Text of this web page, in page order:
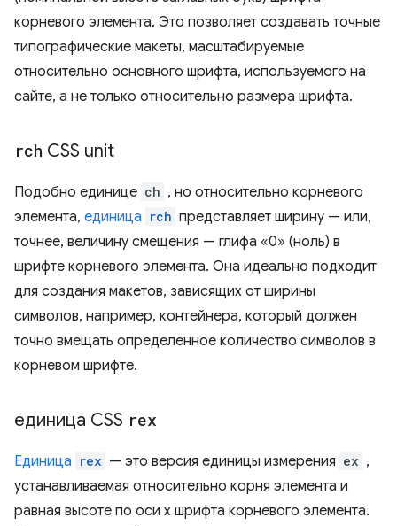
корневого элемента. Это позволяет создавать точные
типографические макеты, масштабируемые
относительно основного шрифта, используемого на
сайте, а не только относительно размера шрифта.
rch CSS unit
Подобно единице ch , но относительно корневого
элемента, единица rch представляет ширину — или,
точнее, величину смещения — глифа «0» (ноль) в
шрифте корневого элемента. Она идеально подходит
для создания макетов, зависящих от ширины
символов, например, контейнера, который должен
точно вмещать определенное количество символов в
корневом шрифте.
единица CSS rex
Единица rex — это версия единицы измерения ex ,
устанавливаемая относительно корня элемента и
равная высоте по оси x шрифта корневого элемента.